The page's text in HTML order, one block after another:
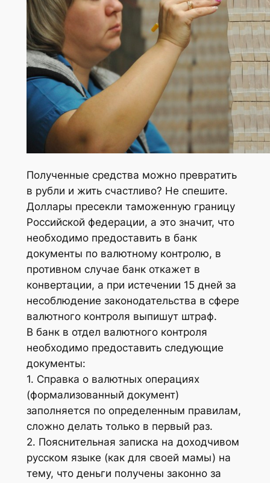
Полученные средства можно превратить
в рубли и жить счастливо? Не спешите.
Доллары пресекли таможенную границу
Российской федерации, а это значит, что
необходимо предоставить в банк
документы по валютному контролю, в
противном случае банк откажет в
конвертации, а при истечении 15 дней за
несоблюдение законодательства в сфере
валютного контроля выпишут штраф.
В банк в отдел валютного контроля
необходимо предоставить следующие
документы:
1. Справка о валютных операциях
(формализованный документ)
заполняется по определенным правилам,
сложно делать только в первый раз.
2. Пояснительная записка на доходчивом
русском языке (как для своей мамы) на
тему, что деньги получены законно за